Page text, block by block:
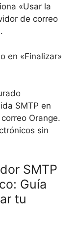
«Usar la
de correo
en «Finalizar»
SMTP en
Orange.
sin
SMTP
Guía
tu